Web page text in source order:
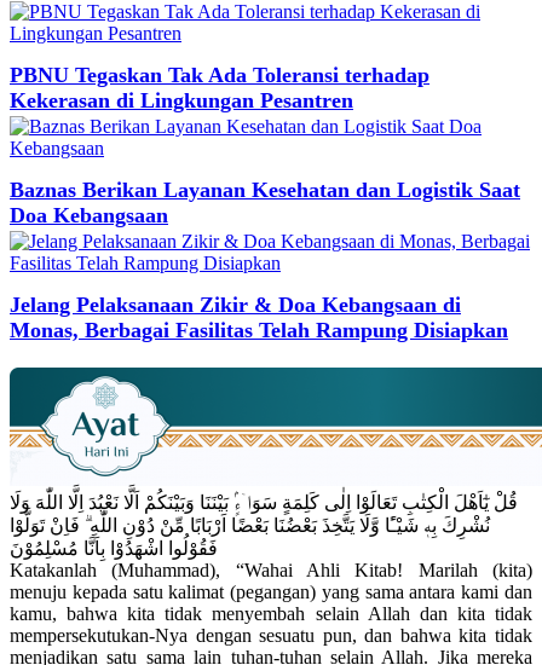
PBNU Tegaskan Tak Ada Toleransi terhadap
Kekerasan di Lingkungan Pesantren
Baznas Berikan Layanan Kesehatan dan Logistik Saat
Doa Kebangsaan
Jelang Pelaksanaan Zikir & Doa Kebangsaan di
Monas, Berbagai Fasilitas Telah Rampung Disiapkan
قُلْ يٰٓاَهْلَ الْكِتٰبِ تَعَالَوْا اِلٰى كَلِمَةٍ سَوَاۤءٍۢ بَيْنَنَا وَبَيْنَكُمْ اَلَّا نَعْبُدَ اِلَّا اللّٰهَ وَلَا
نُشْرِكَ بِهٖ شَيْـًٔا وَّلَا يَتَّخِذَ بَعْضُنَا بَعْضًا اَرْبَابًا مِّنْ دُوْنِ اللّٰهِ ۗ فَاِنْ تَوَلَّوْا
فَقُوْلُوا اشْهَدُوْا بِاَنَّا مُسْلِمُوْنَ
Katakanlah (Muhammad), “Wahai Ahli Kitab! Marilah (kita)
menuju kepada satu kalimat (pegangan) yang sama antara kami dan
kamu, bahwa kita tidak menyembah selain Allah dan kita tidak
mempersekutukan-Nya dengan sesuatu pun, dan bahwa kita tidak
menjadikan satu sama lain tuhan-tuhan selain Allah. Jika mereka